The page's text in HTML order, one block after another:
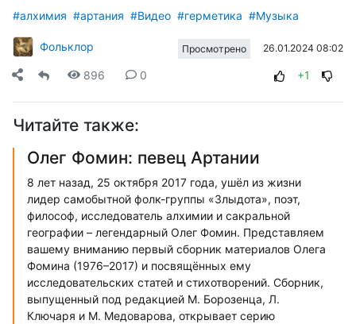
#алхимия #артания #Видео #герметика #Музыка
Фольклор Просмотрено 26.01.2024 08:02
896 0 +1
Читайте также:
Олег Фомин: певец Артании
8 лет назад, 25 октября 2017 года, ушёл из жизни
лидер самобытной фолк-группы «Злыдота», поэт,
философ, исследователь алхимии и сакральной
географии – легендарный Олег Фомин. Представляем
вашему вниманию первый сборник материалов Олега
Фомина (1976–2017) и посвящённых ему
исследовательских статей и стихотворений. Сборник,
выпущенный под редакцией М. Борозенца, Л.
Ключаря и М. Медоварова, открывает серию